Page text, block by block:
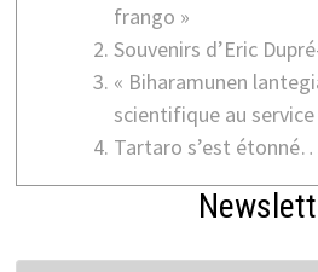
frango »
Souvenirs d’Eric
« Biharamunen
scientifique au
Tartaro s’est